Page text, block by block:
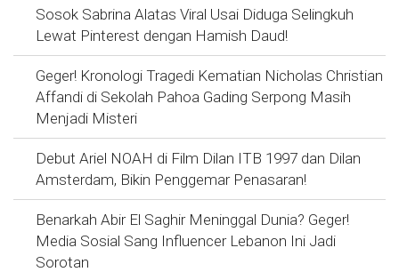
Sosok Sabrina Alatas Viral Usai Diduga Selingkuh
Lewat Pinterest dengan Hamish Daud!
Geger! Kronologi Tragedi Kematian Nicholas Christian
Affandi di Sekolah Pahoa Gading Serpong Masih
Menjadi Misteri
Debut Ariel NOAH di Film Dilan ITB 1997 dan Dilan
Amsterdam, Bikin Penggemar Penasaran!
Benarkah Abir El Saghir Meninggal Dunia? Geger!
Media Sosial Sang Influencer Lebanon Ini Jadi
Sorotan